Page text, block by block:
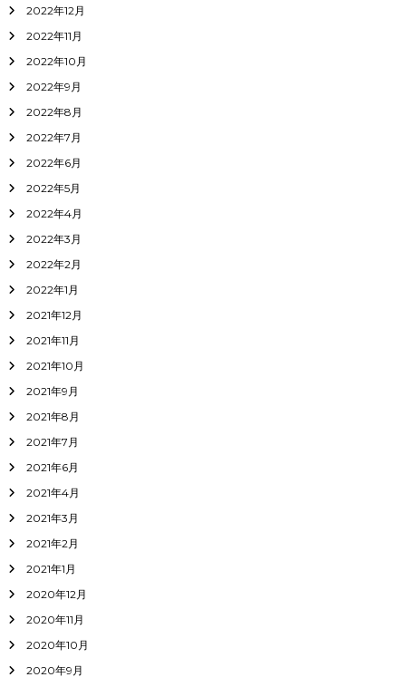
2022年12月
2022年11月
2022年10月
2022年9月
2022年8月
2022年7月
2022年6月
2022年5月
2022年4月
2022年3月
2022年2月
2022年1月
2021年12月
2021年11月
2021年10月
2021年9月
2021年8月
2021年7月
2021年6月
2021年4月
2021年3月
2021年2月
2021年1月
2020年12月
2020年11月
2020年10月
2020年9月